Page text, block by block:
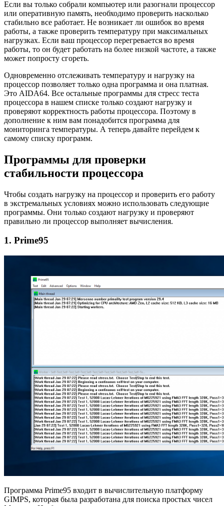
Если вы только собрали компьютер или разогнали процессор
или оперативную память, необходимо проверить насколько
стабильно все работает. Не возникает ли ошибок во время
работы, а также проверить температуру при максимальных
нагрузках. Если ваш процессор перегревается во время
работы, то он будет работать на более низкой частоте, а также
может попросту сгореть.
Одновременно отслеживать температуру и нагрузку на
процессор позволяет только одна программа и она платная.
Это AIDA64. Все остальные программы для стресс теста
процессора в нашем списке только создают нагрузку и
проверяют корректность работы процессора. Поэтому в
дополнение к ним вам понадобится программа для
мониторинга температуры. А теперь давайте перейдем к
самому списку программ.
Программы для проверки
стабильности процессора
Чтобы создать нагрузку на процессор и проверить его работу
в экстремальных условиях можно использовать следующие
программы. Они только создают нагрузку и проверяют
правильно ли процессор выполняет вычисления.
1. Prime95
Программа Prime95 входит в вычислительную платформу
GIMPS, которая была разработана для поиска простых чисел